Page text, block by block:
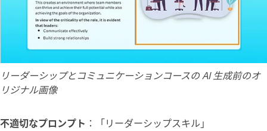
リーダーシップとコミュニケーションコースの AI 生成前のオ
リジナル画像
不適切なプロンプト ：
「リーダーシップスキル」